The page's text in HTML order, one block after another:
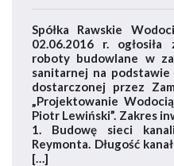
Spółka Rawskie
02.06.2016 r.
roboty budowlane w
sanitarnej na
dostarczonej przez
„Projektowanie
Piotr Lewiński”. Zakres
1. Budowę sieci
Reymonta. Długość
[…]